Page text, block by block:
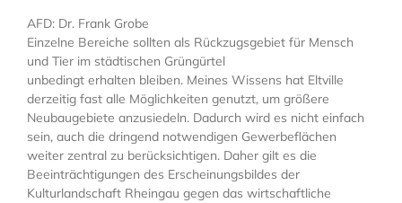
AFD: Dr. Frank Grobe
Einzelne Bereiche sollten als Rückzugsgebiet für Mensch
und Tier im städtischen Grüngürtel
unbedingt erhalten bleiben. Meines Wissens hat Eltville
derzeitig fast alle Möglichkeiten genutzt, um größere
Neubaugebiete anzusiedeln. Dadurch wird es nicht einfach
sein, auch die dringend notwendigen Gewerbeflächen
weiter zentral zu berücksichtigen. Daher gilt es die
Beeinträchtigungen des Erscheinungsbildes der
Kulturlandschaft Rheingau gegen das wirtschaftliche